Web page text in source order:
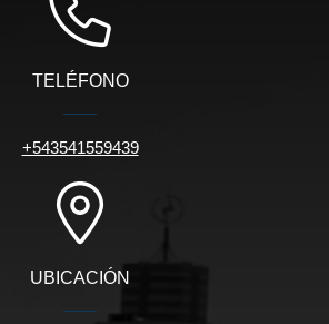
TELÉFONO
+543541559439
UBICACIÓN